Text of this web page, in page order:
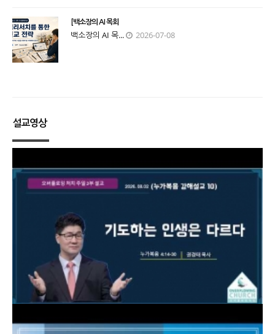
[백소장의 AI 목회
백소장의 AI 목... 2026-07-08
설교영상